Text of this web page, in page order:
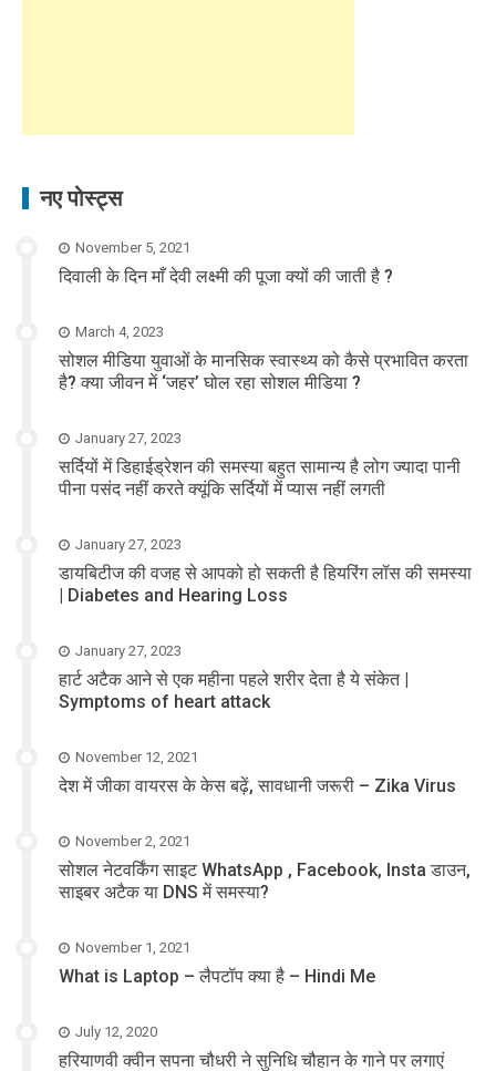
नए पोस्ट्स
November 5, 2021
दिवाली के दिन माँ देवी लक्ष्मी की पूजा क्यों की जाती है ?
March 4, 2023
सोशल मीडिया युवाओं के मानसिक स्वास्थ्य को कैसे प्रभावित करता
है? क्या जीवन में ‘जहर’ घोल रहा सोशल मीडिया ?
January 27, 2023
सर्दियों में डिहाईड्रेशन की समस्या बहुत सामान्य है लोग ज्यादा पानी
पीना पसंद नहीं करते क्यूंकि सर्दियों में प्यास नहीं लगती
January 27, 2023
डायबिटीज की वजह से आपको हो सकती है हियरिंग लॉस की समस्या
| Diabetes and Hearing Loss
January 27, 2023
हार्ट अटैक आने से एक महीना पहले शरीर देता है ये संकेत |
Symptoms of heart attack
November 12, 2021
देश में जीका वायरस के केस बढ़ें, सावधानी जरूरी – Zika Virus
November 2, 2021
सोशल नेटवर्किंग साइट WhatsApp , Facebook, Insta डाउन,
साइबर अटैक या DNS में समस्या?
November 1, 2021
What is Laptop – लैपटॉप क्या है – Hindi Me
July 12, 2020
हरियाणवी क्वीन सपना चौधरी ने सुनिधि चौहान के गाने पर लगाएं